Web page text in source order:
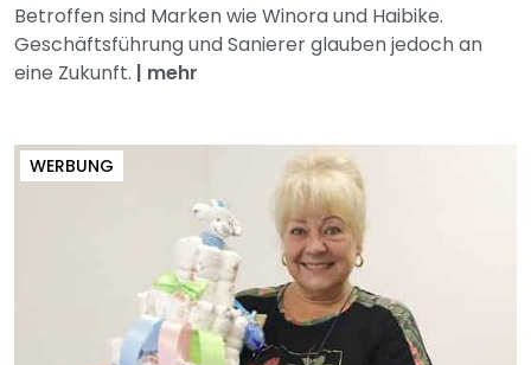
Betroffen sind Marken wie Winora und Haibike.
Geschäftsführung und Sanierer glauben jedoch an
eine Zukunft. | mehr
WERBUNG